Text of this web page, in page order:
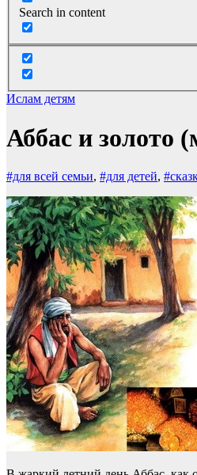
Search in content
Ислам детям
Аббас и золото
#для всей семьи, #для детей,